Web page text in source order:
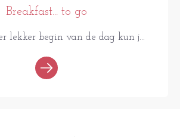
Breakfast... to go
lekker begin van de dag kun j...